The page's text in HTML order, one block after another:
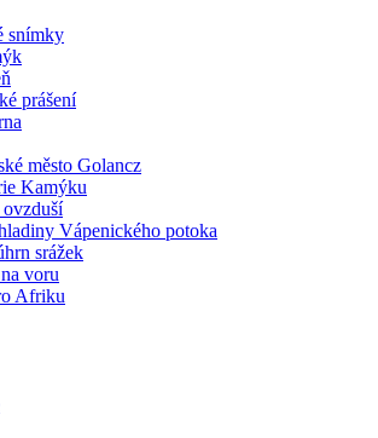
snímky
prášení
město Golancz
Kamýku
Vápenického potoka
srážek
voru
Afriku